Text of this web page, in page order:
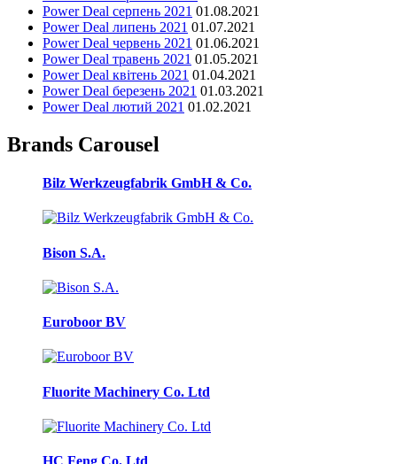
Power Deal серпень 2021 01.08.2021
Power Deal липень 2021 01.07.2021
Power Deal червень 2021 01.06.2021
Power Deal травень 2021 01.05.2021
Power Deal квітень 2021 01.04.2021
Power Deal березень 2021 01.03.2021
Power Deal лютий 2021 01.02.2021
Brands Carousel
Bilz Werkzeugfabrik GmbH & Co.
Bison S.A.
Euroboor BV
Fluorite Machinery Co. Ltd